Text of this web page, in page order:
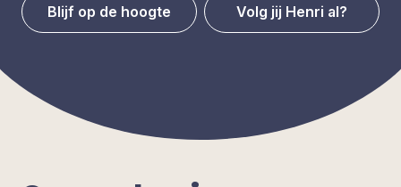
Blijf op de hoogte Volg jij Henri al?